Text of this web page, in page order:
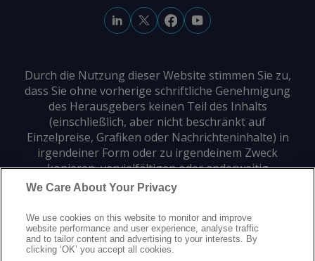
Durch die Nutzung dieser Website stimmen Sie zu,
dass Sie ohne vorherige schriftliche Genehmigung
des Herausgebers keinen Teil des Inhalts
(einschließlich, aber nicht beschränkt auf
Einzelpreise, Grafiken oder Nachrichteninhalte) in
irgendeiner Form oder zu irgendeinem Zweck
kopieren, vervielfältigen oder anderweitig
verwenden dürfen.
DatenschutzMarkenzeichenUrheberrecht
NutzungsbedingungenErklärung zur modernen Sklaverei
CareersKundensupport
We Care About Your Privacy
We use cookies on this website to monitor and improve
website performance and user experience, analyse traffic
and to tailor content and advertising to your interests. By
clicking ‘OK’ you accept all cookies.